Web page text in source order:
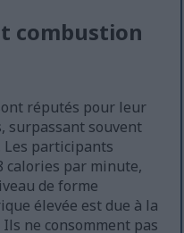
combustion
réputés pour leur
surpassant souvent
participants
calories par minute,
de forme
élevée est due à la
ne consomment pas